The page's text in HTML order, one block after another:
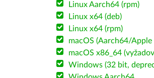
Linux Aarch64 (rpm)
Linux x64 (deb)
Linux x64 (rpm)
macOS (Aarch64/Apple
macOS x86_64
Windows (32 bit,